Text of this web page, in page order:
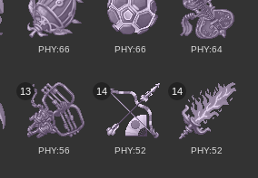
PHY:66 PHY:66 PHY:64
13
PHY:56
14
PHY:52
14
PHY:52